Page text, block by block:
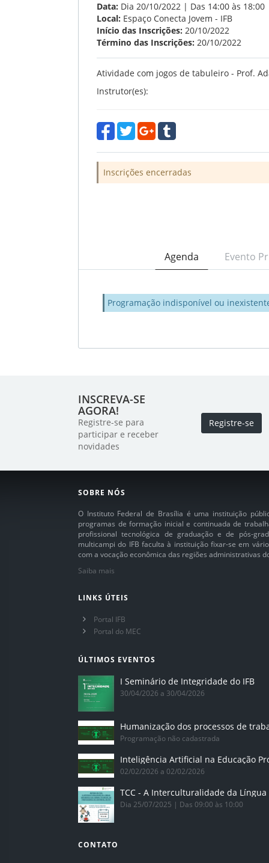
Data: Dia 20/10/2022 | Das 14:00 às 18:00
Local: Espaço Conecta Jovem - IFB
Início das Inscrições: 20/10/2022
Término das Inscrições: 20/10/2022
Atividade com jogos de tabuleiro - Prof.
Instrutor(es):
Inscrições encerradas
Agenda Evento
Programação indisponível ou
INSCREVA-SE
AGORA!
Registre-se para
participar e receber
novidades
Registre-se
SOBRE NÓS
O Instituto Federal de Brasília é uma instituição
programas de formação inicial e continuada de
profissional tecnológica de graduação e de pós-
multicampi do IFB faculta à instituição fixar-se em
com a vocação econômica das regiões administrativas
Saiba mais
LINKS ÚTEIS
Portal IFB
Portal do MEC
ÚLTIMOS EVENTOS
I Seminário de Integridade do IFB
30/04/2026 a 30/04/2026
Humanização dos processos de
Programação não cadastrada
02/02/2026 a 02/02/2026
Dia 25/07/2025 | Das 09:00 às 10:00
CONTATO